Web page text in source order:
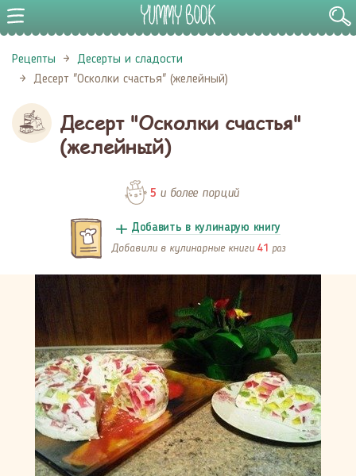
Рецепты
Десерты и сладости
Десерт "Осколки счастья" (желейный)
Десерт "Осколки счастья"
(желейный)
5 и более порций
Добавить в кулинарую книгу
Добавили в кулинарные книги 41 раз